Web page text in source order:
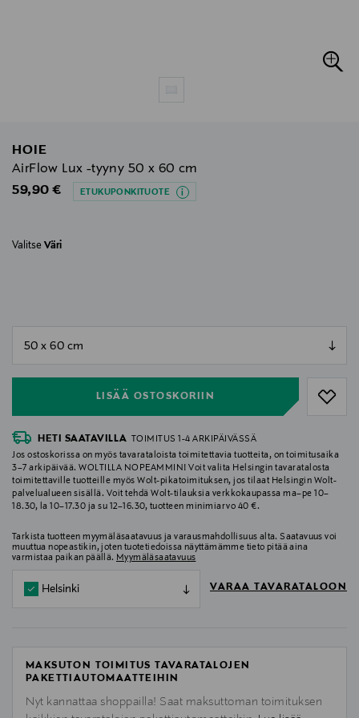
HOIE
AirFlow Lux -tyyny 50 x 60 cm
Original Price
59,90 € ETUKUPONKITUOTE
Valitse Väri
LISÄÄ OSTOSKORIIN
HETI SAATAVILLA
TOIMITUS 1-4 ARKIPÄIVÄSSÄ
Jos ostoskorissa on myös tavarataloista toimitettavia tuotteita, on toimitusaika
3–7 arkipäivää. WOLTILLA NOPEAMMIN! Voit valita Helsingin tavaratalosta
toimitettaville tuotteille myös Wolt-pikatoimituksen, jos tilaat Helsingin Wolt-
palvelualueen sisällä. Voit tehdä Wolt-tilauksia verkkokaupassa ma–pe 10–
18.30, la 10–17.30 ja su 12–16.30, tuotteen minimiarvo 40 €.
Tarkista tuotteen myymäläsaatavuus ja varausmahdollisuus alta. Saatavuus voi
muuttua nopeastikin, joten tuotetiedoissa näyttämämme tieto pitää aina
varmistaa paikan päällä. Myymäläsaatavuus
Helsinki VARAA TAVARATALOON
MAKSUTON TOIMITUS TAVARATALOJEN
PAKETTIAUTOMAATTEIHIN
Nyt kannattaa shoppailla! Saat maksuttoman toimituksen